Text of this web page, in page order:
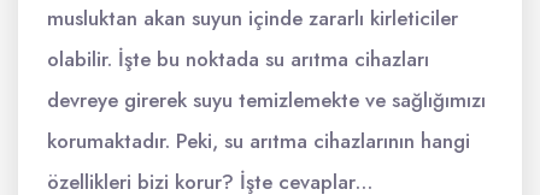
musluktan akan suyun içinde zararlı kirleticiler
olabilir. İşte bu noktada su arıtma cihazları
devreye girerek suyu temizlemekte ve sağlığımızı
korumaktadır. Peki, su arıtma cihazlarının hangi
özellikleri bizi korur? İşte cevaplar…